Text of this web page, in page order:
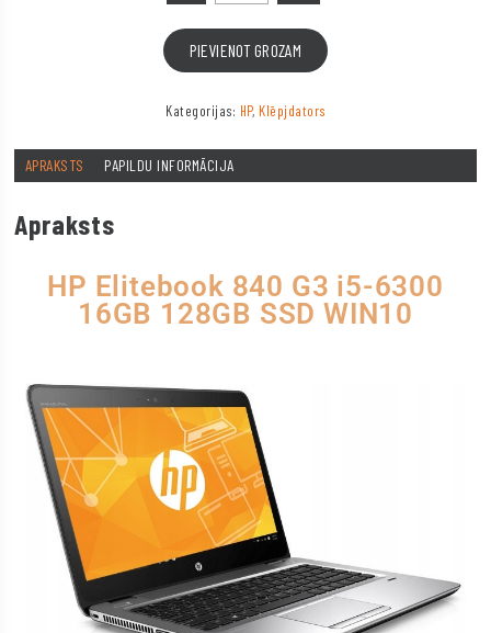
PIEVIENOT GROZAM
Kategorijas: HP, Klēpjdators
APRAKSTS PAPILDU INFORMĀCIJA
Apraksts
HP Elitebook 840 G3 i5-6300
16GB 128GB SSD WIN10